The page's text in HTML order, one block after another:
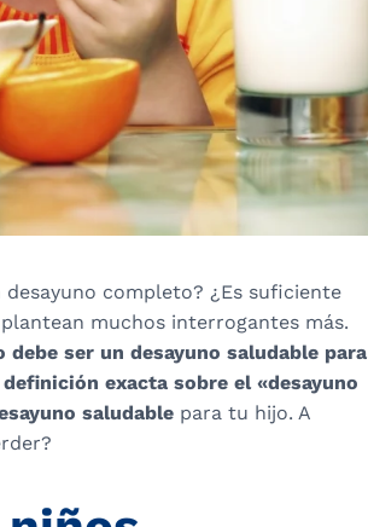
completo? ¿Es suficiente
muchos interrogantes más.
debe ser un desayuno saludable para
exacta sobre el «desayuno
saludable para tu hijo. A